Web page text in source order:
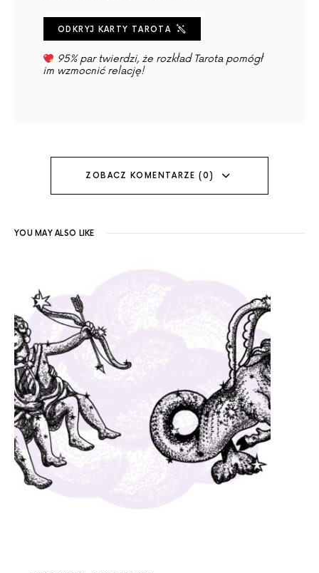
ODKRYJ KARTY TAROTA
95% par twierdzi, że rozkład Tarota pomógł
im wzmocnić relację!
ZOBACZ KOMENTARZE (0)
YOU MAY ALSO LIKE